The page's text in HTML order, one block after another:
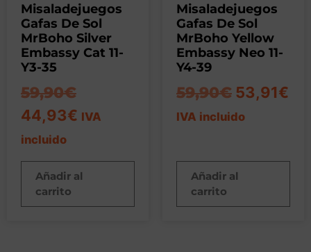
Misaladejuegos
Gafas De Sol
MrBoho Silver
Embassy Cat 11-
Y3-35
59,90€
44,93€ IVA
incluido
Añadir al
carrito
Misaladejuegos
Gafas De Sol
MrBoho Yellow
Embassy Neo 11-
Y4-39
59,90€ 53,91€
IVA incluido
Añadir al
carrito